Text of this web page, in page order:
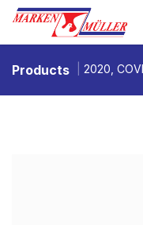
Zum Inhalt springen
Products 2020,